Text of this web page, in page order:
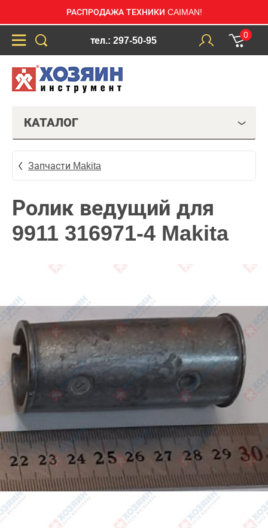
РАСПРОДАЖА ТЕХНИКИ CAIMAN!
тел.: 297-50-95
0
КАТАЛОГ
Запчасти Makita
Ролик ведущий для
9911 316971-4 Makita